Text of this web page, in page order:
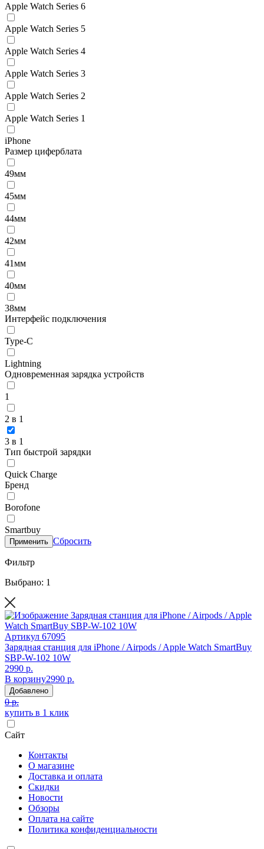
Apple Watch Series 6
Apple Watch Series 5
Apple Watch Series 4
Apple Watch Series 3
Apple Watch Series 2
Apple Watch Series 1
iPhone
Размер циферблата
49мм
45мм
44мм
42мм
41мм
40мм
38мм
Интерфейс подключения
Type-C
Lightning
Одновременная зарядка устройств
1
2 в 1
3 в 1
Тип быстрой зарядки
Quick Charge
Бренд
Borofone
Smartbuy
Применить Сбросить
Фильтр
Выбрано: 1
Артикул 67095
Зарядная станция для iPhone / Airpods / Apple Watch SmartBuy
SBP-W-102 10W
2990 р.
В корзину2990 р.
Добавлено
0 р.
купить в 1 клик
Сайт
Контакты
О магазине
Доставка и оплата
Скидки
Новости
Обзоры
Оплата на сайте
Политика конфиденциальности